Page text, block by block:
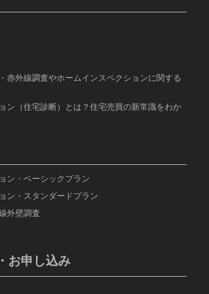
赤外線調査やホームインスペクションに関する
ン（住宅診断）とは？住宅売買の新常識をわか
ン・ベーシックプラン
ン・スタンダードプラン
外壁調査
お申し込み